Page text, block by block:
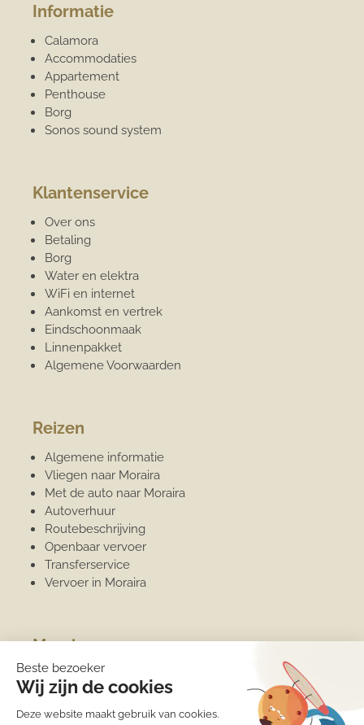
Informatie
Calamora
Accommodaties
Appartement
Penthouse
Borg
Sonos sound system
Klantenservice
Over ons
Betaling
Borg
Water en elektra
WiFi en internet
Aankomst en vertrek
Eindschoonmaak
Linnenpakket
Algemene Voorwaarden
Reizen
Algemene informatie
Vliegen naar Moraira
Met de auto naar Moraira
Autoverhuur
Routebeschrijving
Openbaar vervoer
Transferservice
Vervoer in Moraira
Moraira
Algemene informatie
Overwinteren
Jachthaven